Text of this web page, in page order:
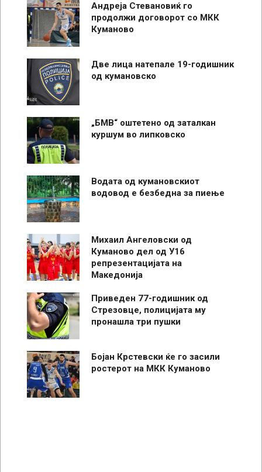
Андреја Стевановиќ го
продолжи договорот со МКК
Куманово
Две лица натепале 19-годишник
од кумановско
„БМВ“ оштетено од заталкан
куршум во липковско
Водата од кумановскиот
водовод е безбедна за пиење
Михаил Ангеловски од
Куманово дел од У16
репрезентацијата на
Македонија
Приведен 77-годишник од
Стрезовце, полицијата му
пронашла три пушки
Бојан Крстевски ќе го засили
ростерот на МКК Куманово